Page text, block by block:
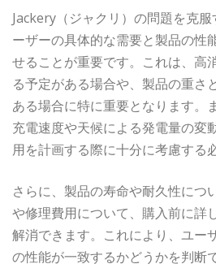
Jackery（ジャクリ）の問題を克
ーザーの具体的な需要と製品の性
せることが重要です。これは、高
る予定がある場合や、製品の重さ
ある場合に特に重要となります。
充電速度や天候による発電量の変
用を計画する際に十分に考慮する
さらに、製品の寿命や耐久性につ
や修理費用について、購入前に詳
解消できます。これにより、ユー
の性能が一致するかどうかを判断